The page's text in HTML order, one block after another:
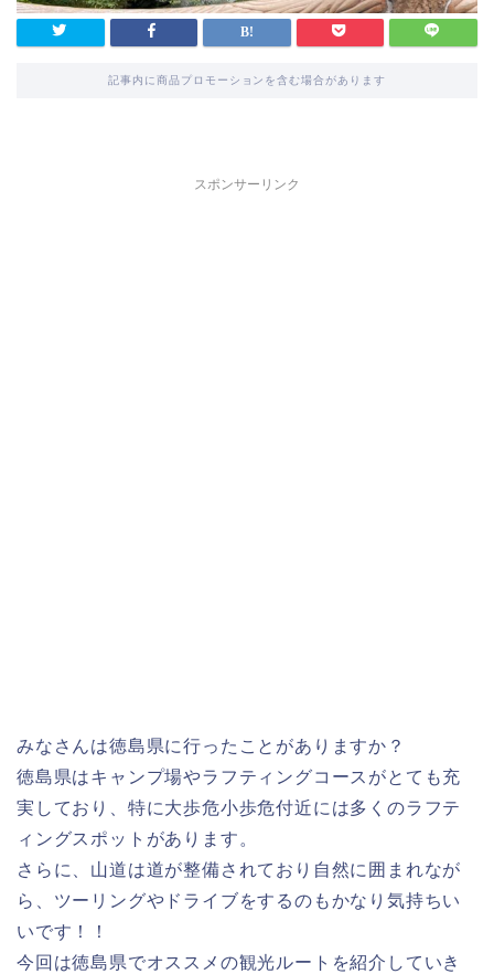
記事内に商品プロモーションを含む場合があります
スポンサーリンク
みなさんは徳島県に行ったことがありますか？
徳島県はキャンプ場やラフティングコースがとても充
実しており、特に大歩危小歩危付近には多くのラフテ
ィングスポットがあります。
さらに、山道は道が整備されており自然に囲まれなが
ら、ツーリングやドライブをするのもかなり気持ちい
いです！！
今回は徳島県でオススメの観光ルートを紹介していき